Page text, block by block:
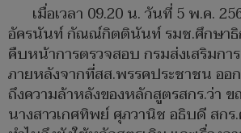
เมื่อเวลา 09.20 น. วันที่ 5 พ.ค.
อัครนันท์ กัณณ์กิตตินันท์ รมช.ศึกษาธิ
คืบหน้าการตรวจสอบ กรมส่งเสริมกา
ภายหลังจากที่สส.พรรคประชาชน ออ
ถึงความล้าหลังของหลักสูตรสกร.ว่า
นางสาวเกศทิพย์ ศุภวานิช อธิบดี สกร